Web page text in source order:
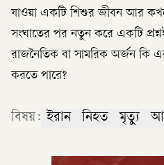
যাওয়া একটি শিশুর জীবন আর
সংঘাতের পর নতুন করে একটি
রাজনৈতিক বা সামরিক অর্জন কি
করতে পারে?
বিষয়: ইরান নিহত মৃত্যু